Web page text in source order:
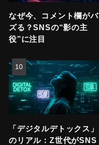
なぜ今、コメント欄がバ
ズる？SNSの“影の主
役”に注目
「デジタルデトックス」
のリアル：Z世代がSNS